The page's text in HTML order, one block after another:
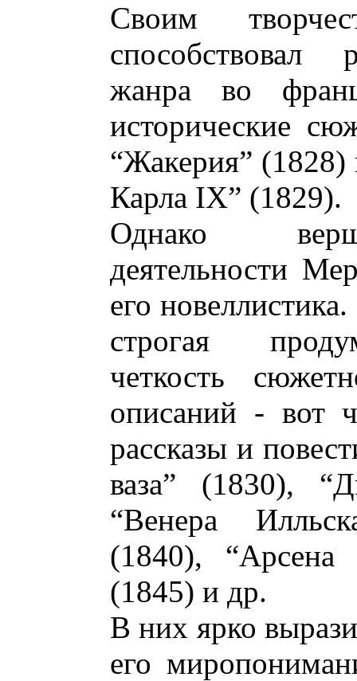
Своим
способствовал
жанра во
исторические
“Жакерия”
Карла IХ” (1829).
Однако
деятельности
его
строгая
четкость
описаний - вот
рассказы и
ваза” (1830),
“Венера
(1840), “Арсена
(1845) и др.
В них ярко
его